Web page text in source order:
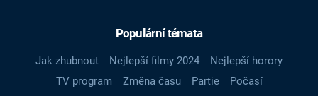
Populární témata
Jak zhubnout Nejlepší filmy 2024
Nejlepší horory
TV program
Změna času Partie
Počasí